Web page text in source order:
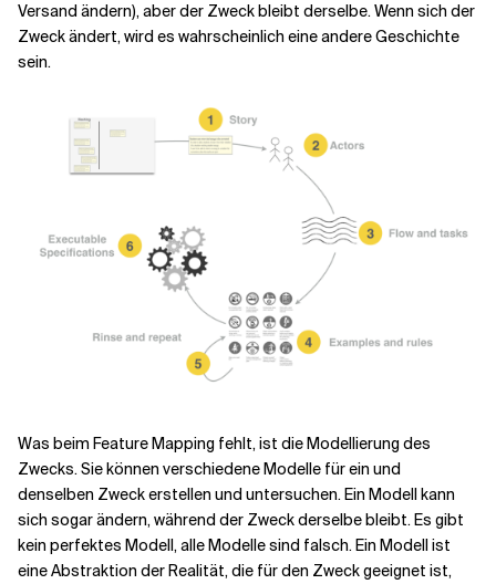
Versand ändern), aber der Zweck bleibt derselbe. Wenn sich der
Zweck ändert, wird es wahrscheinlich eine andere Geschichte
sein.
Was beim Feature Mapping fehlt, ist die Modellierung des
Zwecks. Sie können verschiedene Modelle für ein und
denselben Zweck erstellen und untersuchen. Ein Modell kann
sich sogar ändern, während der Zweck derselbe bleibt. Es gibt
kein perfektes Modell, alle Modelle sind falsch. Ein Modell ist
eine Abstraktion der Realität, die für den Zweck geeignet ist,